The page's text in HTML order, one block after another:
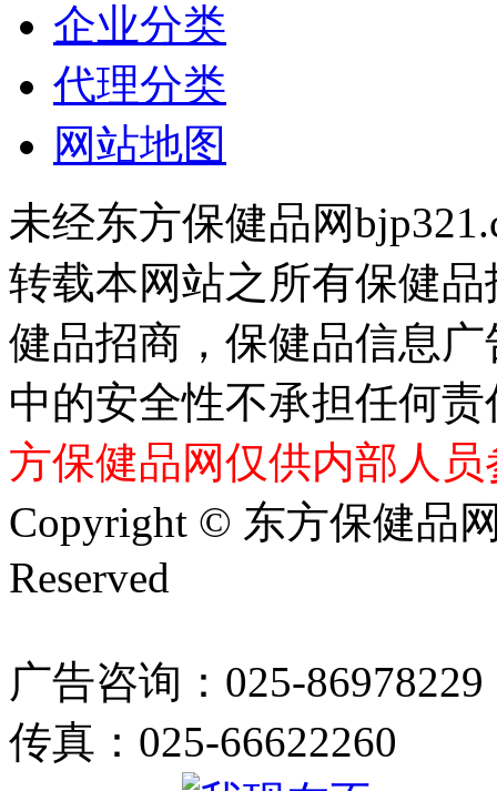
企业分类
代理分类
网站地图
未经东方保健品网
转载本网站之所有保健
健品招商，保健品信息
中的安全性不承担任何
方保健品网仅供内部人
Copyright © 东方保健品
Reserved
广告咨询：025-86978229
传真：025-66622260